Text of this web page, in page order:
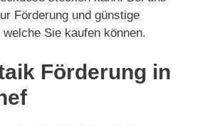
Förderung und günstige
Sie kaufen können.
Förderung in